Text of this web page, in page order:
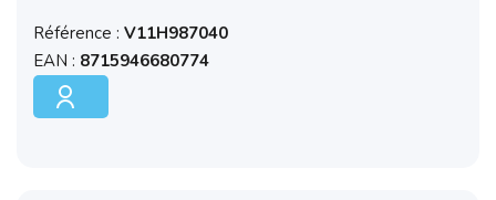
Référence : V11H987040
EAN : 8715946680774